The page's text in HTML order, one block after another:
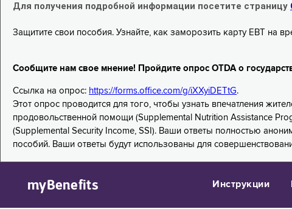
Для получения подробной информации посетите страницу
Защитите свои пособия. Узнайте, как заморозить карту EBT на
Сообщите нам свое мнение! Пройдите опрос OTDA о
Ссылка на опрос: https://forms.office.com/g/iXXyiDETtG.
Этот опрос проводится для того, чтобы узнать впечатления
продовольственной помощи (Supplemental Nutrition Assistance
(Supplemental Security Income, SSI). Ваши ответы полностью
пособий. Ваши ответы будут использованы для
myBenefits Инструкции